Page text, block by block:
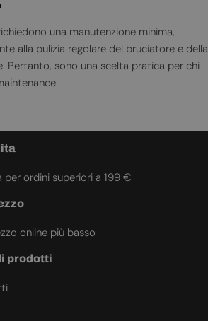
una manutenzione minima,
alla pulizia regolare del bruciatore e della
Pertanto, sono una scelta pratica per chi
per ordini superiori a 199 €
online più basso
prodotti